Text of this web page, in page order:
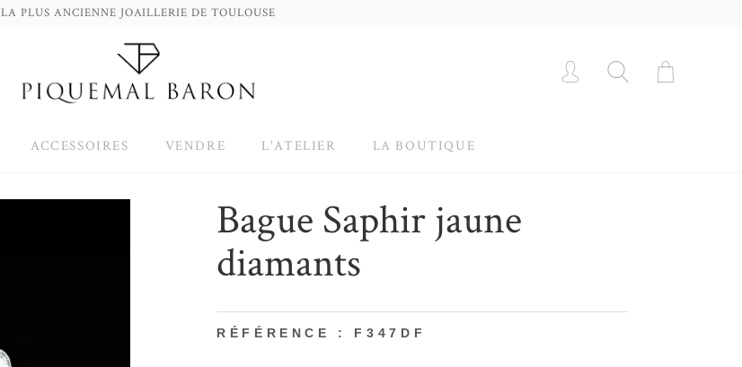
LA PLUS ANCIENNE JOAILLERIE DE TOULOUSE
ACCESSOIRES VENDRE L'ATELIER LA BOUTIQUE
Bague Saphir jaune
diamants
RÉFÉRENCE : F347DF